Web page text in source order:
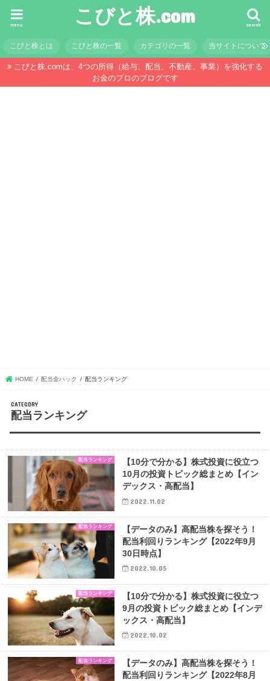
こびと株.com search
menu
こびと株とは こびと株の一覧 カテゴリの一覧 当サイトについて
こびと株.comは、4つの所得（給与、配当、不動産、事業）を強化する
お金のプロのブログです
HOME 配当金ハック 配当ランキング
配当ランキング
配当ランキング
【10分で分かる】株式投資に役立つ
10月の投資トピック総まとめ【イン
デックス・高配当】
2022.11.02
配当ランキング
【データのみ】高配当株を探そう！
配当利回りランキング【2022年9月
30日時点】
2022.10.05
配当ランキング
【10分で分かる】株式投資に役立つ
9月の投資トピック総まとめ【インデ
ックス・高配当】
2022.10.02
配当ランキング
【データのみ】高配当株を探そう！
配当利回りランキング【2022年8月